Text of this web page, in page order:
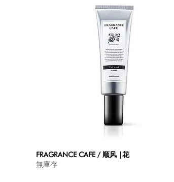
快速瀏覽
FRAGRANCE CAFE / 顺风 |花
無庫存